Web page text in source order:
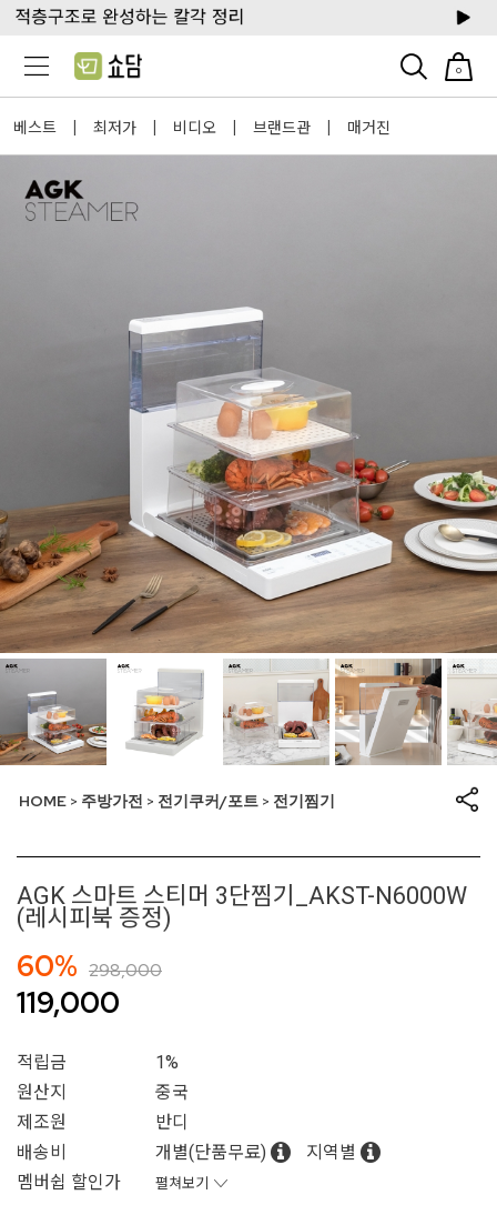
0
베스트 | 최저가 | 비디오 | 브랜드관 | 매거진
HOME > 주방가전 > 전기쿠커/포트 > 전기찜기
AGK 스마트 스티머 3단찜기_AKST-N6000W
(레시피북 증정)
60% 298,000
119,000
적립금
1%
원산지
중국
제조원
반디
배송비
개별(단품무료)
지역별
멤버쉽 할인가
펼쳐보기